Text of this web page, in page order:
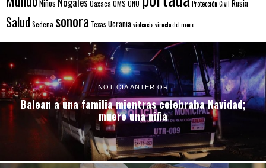
Niños Oaxaca OMS ONU Protección Civil Rusia
Salud Sedena sonora Texas Ucraniaviolenciaviruela del mono
NOTICIA ANTERIOR
Balean a una familia mientras celebraba Navidad;
muere una niña